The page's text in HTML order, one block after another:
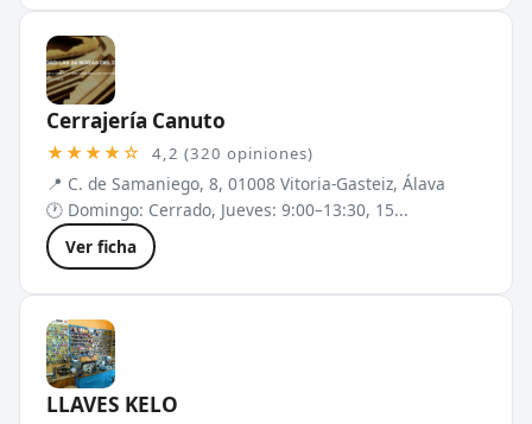
Cerrajería Canuto
★★★★☆ 4,2 (320 opiniones)
📍 C. de Samaniego, 8, 01008 Vitoria-Gasteiz, Álava
🕐 Domingo: Cerrado, Jueves: 9:00–13:30, 15...
Ver ficha
LLAVES KELO